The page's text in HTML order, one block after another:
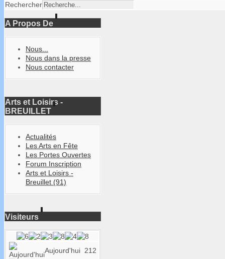
Rechercher
A Propos De
Nous...
Nous dans la presse
Nous contacter
Arts et Loisirs -
BREUILLET
Actualités
Les Arts en Fête
Les Portes Ouvertes
Forum Inscription
Arts et Loisirs -
Breuillet (91)
Visiteurs
Aujourd'hui 212